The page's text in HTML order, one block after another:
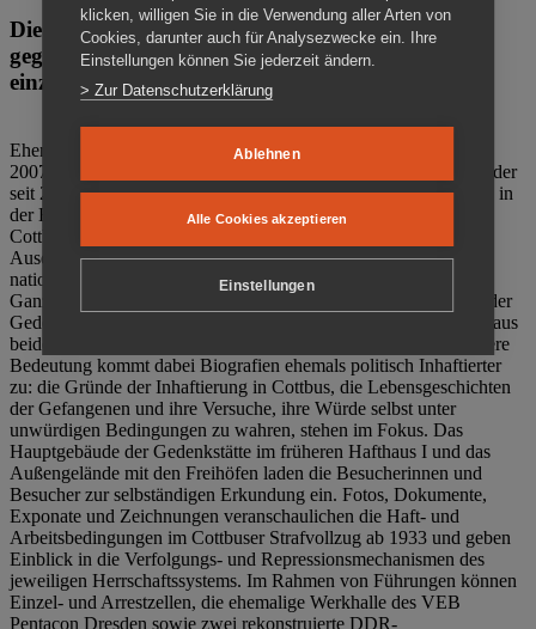
Die Gedenkstätte Zuchthaus Cottbus ist ein Ort
gegen das Vergessen. Anschaulich, nah und
einzigartig.
Ehemalige politische Häftlinge der DDR gründeten im Oktober
2007 den Verein Menschenrechtszentrum Cottbus e. V. (MRZ), der
seit 2011 Eigentümer des ehemaligen Gefängnisses (1860-2002) in
der Bautzener Straße und Träger der Gedenkstätte Zuchthaus
Cottbus ist. Im Zentrum der Arbeit der Gedenkstätte steht die
Auseinandersetzung mit politischem Unrecht während der
nationalsozialistischen Terrorherrschaft und der SED-Diktatur.
Ganzjährig zeigen mehrere Dauer- und Sonderausstellungen in der
Gedenkstätte Zuchthaus Cottbus Beispiele politischen Unrechts aus
beiden deutschen Diktaturen des 20. Jahrhunderts. Eine besondere
Bedeutung kommt dabei Biografien ehemals politisch Inhaftierter
zu: die Gründe der Inhaftierung in Cottbus, die Lebensgeschichten
der Gefangenen und ihre Versuche, ihre Würde selbst unter
unwürdigen Bedingungen zu wahren, stehen im Fokus. Das
Hauptgebäude der Gedenkstätte im früheren Hafthaus I und das
Außengelände mit den Freihöfen laden die Besucherinnen und
Besucher zur selbständigen Erkundung ein. Fotos, Dokumente,
Exponate und Zeichnungen veranschaulichen die Haft- und
Arbeitsbedingungen im Cottbuser Strafvollzug ab 1933 und geben
Einblick in die Verfolgungs- und Repressionsmechanismen des
jeweiligen Herrschaftssystems. Im Rahmen von Führungen können
Einzel- und Arrestzellen, die ehemalige Werkhalle des VEB
Pentacon Dresden sowie zwei rekonstruierte DDR-
klicken, willigen Sie in die Verwendung aller Arten von
Cookies, darunter auch für Analysezwecke ein. Ihre
Einstellungen können Sie jederzeit ändern.
> Zur Datenschutzerklärung
Ablehnen
Alle Cookies akzeptieren
Einstellungen